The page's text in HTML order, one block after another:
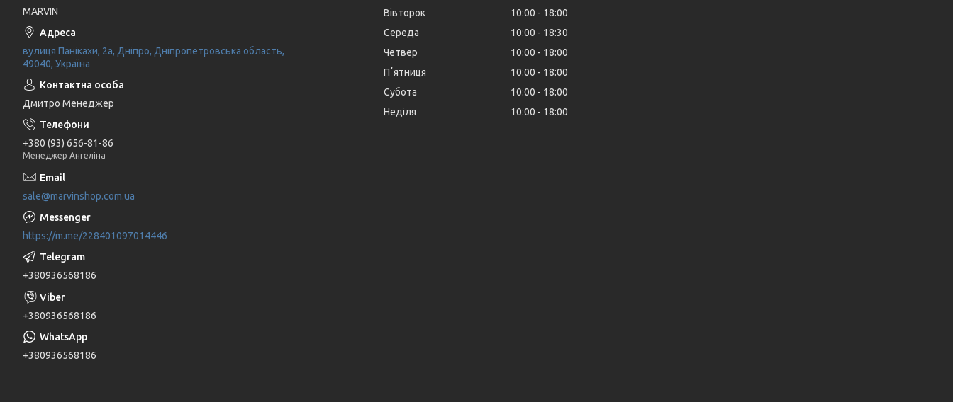
MARVIN
вулиця Панікахи, 2а, Дніпро, Дніпропетровська область,
49040, Україна
Дмитро Менеджер
+380 (93) 656-81-86
Менеджер Ангеліна
sale@marvinshop.com.ua
https://m.me/228401097014446
+380936568186
+380936568186
+380936568186
Вівторок
10:00
18:00
Середа
10:00
18:30
Четвер
10:00
18:00
Пʼятниця
10:00
18:00
Субота
10:00
18:00
Неділя
10:00 18:00